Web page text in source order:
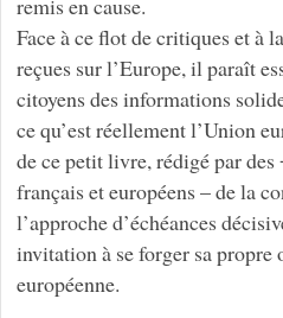
remis en cause.
Face à ce flot de critiques et à
reçues sur l’Europe, il paraît
citoyens des informations
ce qu’est réellement l’Union
de ce petit livre, rédigé par
français et européens – de la
l’approche d’échéances
invitation à se forger sa propre
européenne.